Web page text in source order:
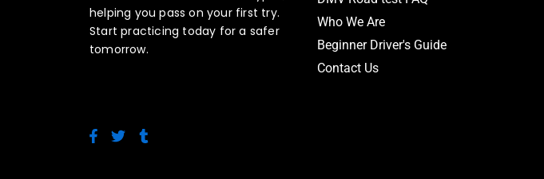
helping you pass on your first try.
Start practicing today for a safer
tomorrow.
F
a
T
w
T
u
Who We Are
Beginner Driver's Guide
Contact Us